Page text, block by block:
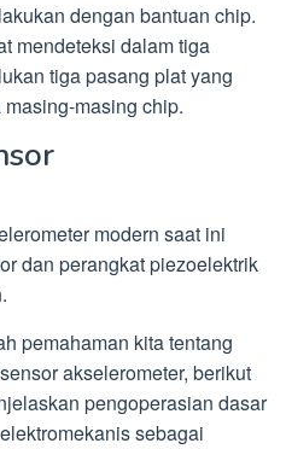
dengan bantuan chip.
mendeteksi dalam tiga
tiga pasang plat yang
masing chip.
modern saat ini
dan perangkat piezoelektrik
pemahaman kita tentang
akselerometer, berikut
pengoperasian dasar
sebagai